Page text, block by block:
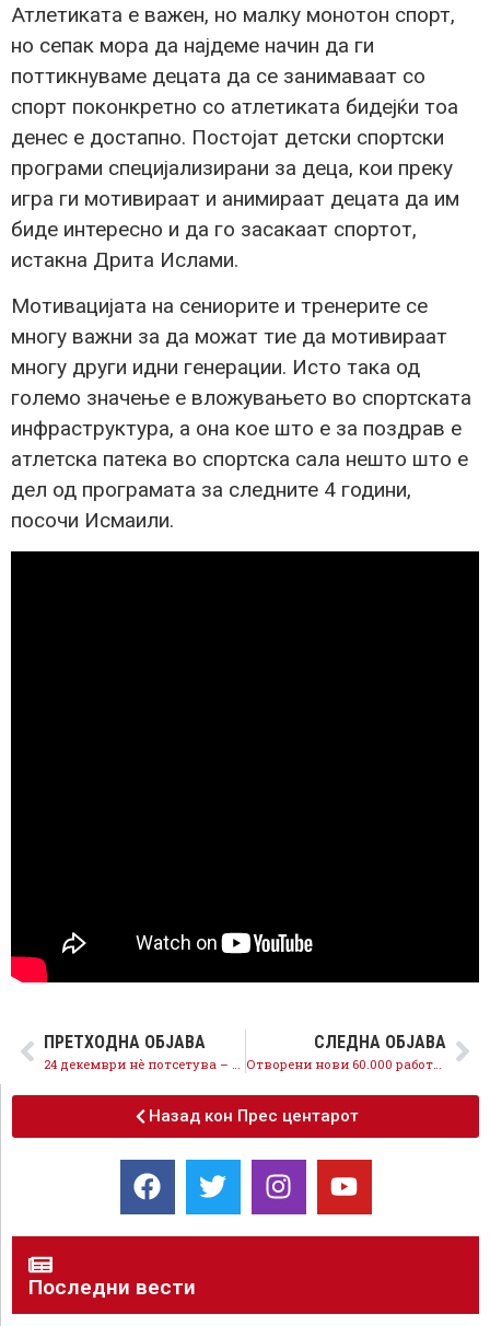
Атлетиката е важен, но малку монотон спорт,
но сепак мора да најдеме начин да ги
поттикнуваме децата да се занимаваат со
спорт поконкретно со атлетиката бидејќи тоа
денес е достапно. Постојат детски спортски
програми специјализирани за деца, кои преку
игра ги мотивираат и анимираат децата да им
биде интересно и да го засакаат спортот,
истакна Дрита Ислами.
Мотивацијата на сениорите и тренерите се
многу важни за да можат тие да мотивираат
многу други идни генерации. Исто така од
големо значење е вложувањето во спортската
инфраструктура, а она кое што е за поздрав е
атлетска патека во спортска сала нешто што е
дел од програмата за следните 4 години,
посочи Исмаили.
ПРЕТХОДНА ОБЈАВА СЛЕДНА ОБЈАВА
Отворени нови 60.000 работни места, невработеноста падна на историски најниски 17,1 %, со СДСМ економијата е на прав пат
Назад кон Прес центарот
Последни вести